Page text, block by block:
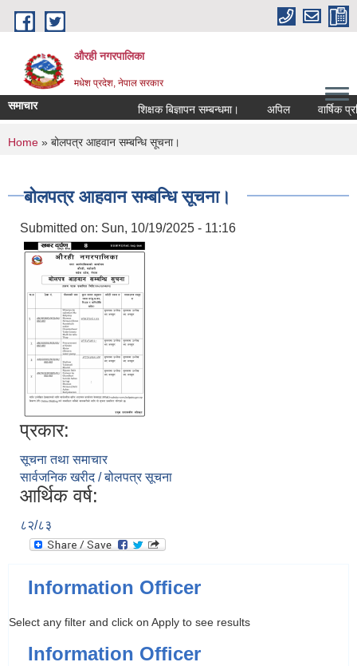
Skip to main content
औरही नगरपालिका
मधेश प्रदेश, नेपाल सरकार
समाचार शिक्षक बिज्ञापन सम्बन्धमा। अपिल वार्षिक
You are here
Home » बोलपत्र आहवान सम्बन्धि सूचना।
बोलपत्र आहवान सम्बन्धि सूचना।
Submitted on: Sun, 10/19/2025 - 11:16
प्रकार:
सूचना तथा समाचार
सार्वजनिक खरीद / बोलपत्र सूचना
आर्थिक वर्ष:
८२/८३
Information Officer
Select any filter and click on Apply to see results
Information Officer